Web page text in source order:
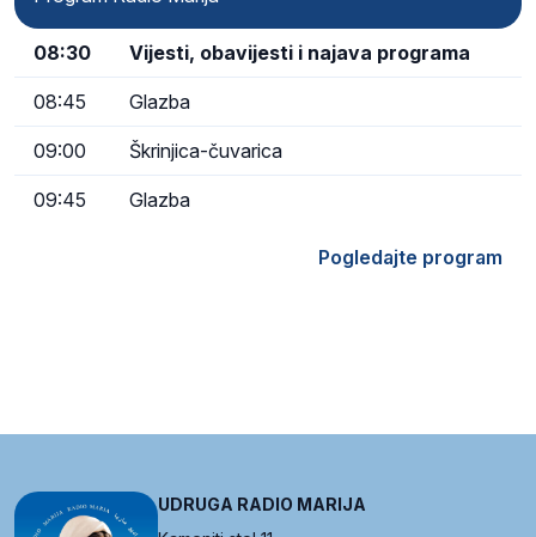
08:30 Vijesti, obavijesti i najava programa
08:45 Glazba
09:00 Škrinjica-čuvarica
09:45 Glazba
Pogledajte program
UDRUGA RADIO MARIJA